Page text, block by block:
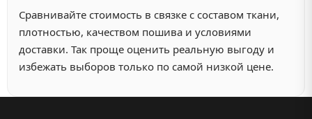
Сравнивайте стоимость в связке с составом ткани,
плотностью, качеством пошива и условиями
доставки. Так проще оценить реальную выгоду и
избежать выборов только по самой низкой цене.